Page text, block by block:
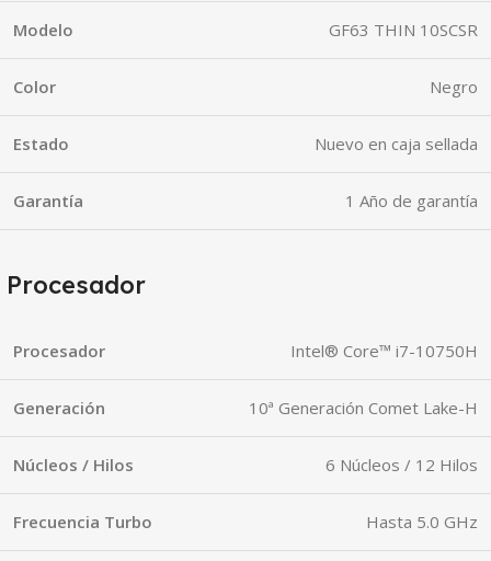
Modelo GF63 THIN 10SCSR
Color Negro
Estado Nuevo en caja sellada
Garantía 1 Año de garantía
Procesador
Procesador Intel® Core™ i7-10750H
Generación 10ª Generación Comet Lake-H
Núcleos / Hilos 6 Núcleos / 12 Hilos
Frecuencia Turbo Hasta 5.0 GHz